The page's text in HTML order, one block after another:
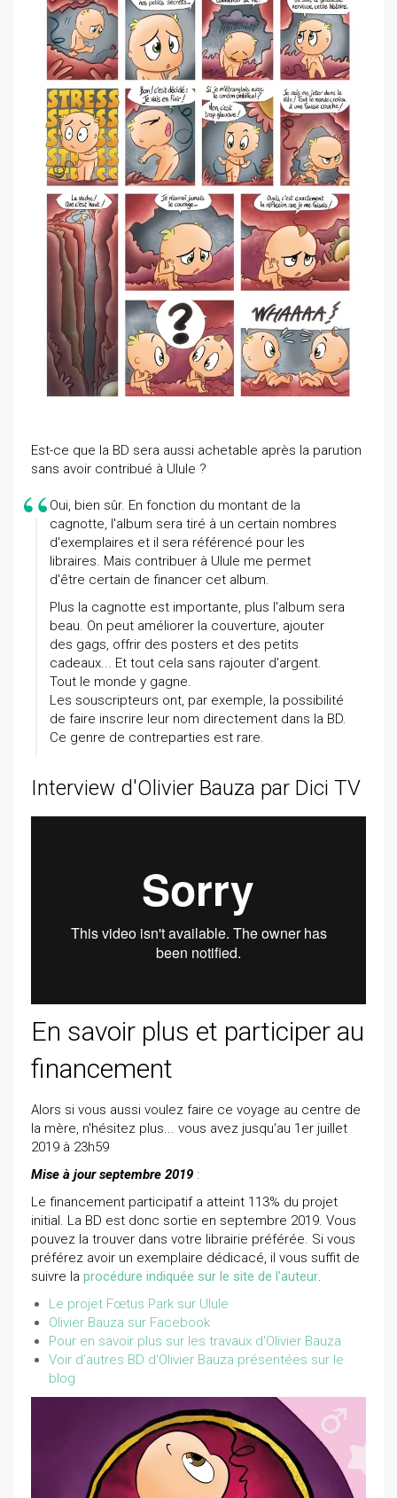
Est-ce que la BD sera aussi achetable après la parution
sans avoir contribué à Ulule ?
Oui, bien sûr. En fonction du montant de la
cagnotte, l'album sera tiré à un certain nombres
d'exemplaires et il sera référencé pour les
libraires. Mais contribuer à Ulule me permet
d'être certain de financer cet album.
Plus la cagnotte est importante, plus l'album sera
beau. On peut améliorer la couverture, ajouter
des gags, offrir des posters et des petits
cadeaux... Et tout cela sans rajouter d'argent.
Tout le monde y gagne.
Les souscripteurs ont, par exemple, la possibilité
de faire inscrire leur nom directement dans la BD.
Ce genre de contreparties est rare.
Interview d'Olivier Bauza par Dici TV
En savoir plus et participer au
financement
Alors si vous aussi voulez faire ce voyage au centre de
la mère, n'hésitez plus... vous avez jusqu'au 1er juillet
2019 à 23h59
Mise à jour septembre 2019 :
Le financement participatif a atteint 113% du projet
initial. La BD est donc sortie en septembre 2019. Vous
pouvez la trouver dans votre librairie préférée. Si vous
préférez avoir un exemplaire dédicacé, il vous suffit de
suivre la procédure indiquée sur le site de l'auteur.
Le projet Fœtus Park sur Ulule
Olivier Bauza sur Facebook
Pour en savoir plus sur les travaux d'Olivier Bauza
Voir d’autres BD d'Olivier Bauza présentées sur le
blog